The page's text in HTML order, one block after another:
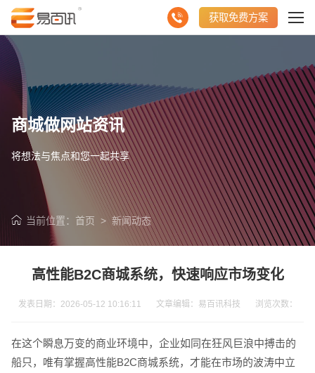
获取免费方案
商城做网站资讯
将想法与焦点和您一起共享
当前位置： 首页 > 新闻动态
高性能B2C商城系统，快速响应市场变化
发表日期：2026-05-12 10:16:11 文章编辑：易百讯科技 浏览次数：
在这个瞬息万变的商业环境中，企业如同在狂风巨浪中搏击的
船只，唯有掌握高性能B2C商城系统，才能在市场的波涛中立